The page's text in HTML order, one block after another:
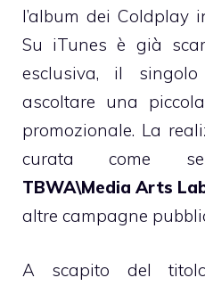
l’album dei Coldplay
Su iTunes è già
esclusiva, il singolo
ascoltare una
promozionale. La
curata come
TBWA\Media Arts
altre campagne
A scapito del